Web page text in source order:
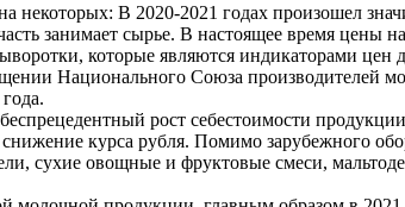
некоторых: В 2020-2021 годах произошел
занимает сырье. В настоящее время
которые являются индикаторами цен
Национального Союза производителей
рост себестоимости
курса рубля. Помимо зарубежного
сухие овощные и фруктовые смеси,